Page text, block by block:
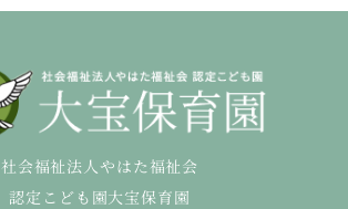
社会福祉法人やはた福祉会
認定こども園大宝保育園